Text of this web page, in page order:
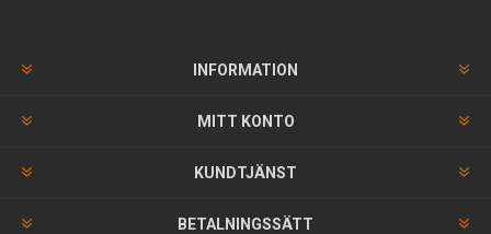
INFORMATION
MITT KONTO
KUNDTJÄNST
BETALNINGSSÄTT